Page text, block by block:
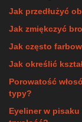
Jak przedłużyć
Jak zmiękczyć
Jak często
Jak określić
Porowatość
typy?
Eyeliner w